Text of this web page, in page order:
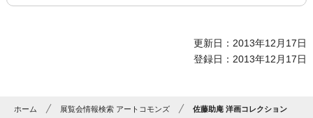
更新日：2013年12月17日
登録日：2013年12月17日
ホーム 展覧会情報検索 アートコモンズ 佐藤助庵 洋画コレクション